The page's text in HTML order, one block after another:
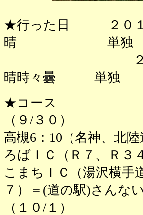
★行った日 ２０１
晴 単独
２０１７年
晴時々曇 単独
★コース
（９/３０）
高槻6：10（名神、北
ろばＩＣ（Ｒ７、Ｒ３
こまちＩＣ（湯沢横手
７）＝(道の駅)さんな
（１０/１）